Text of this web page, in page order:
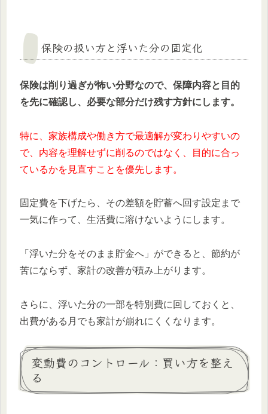
保険の扱い方と浮いた分の固定化
保険は削り過ぎが怖い分野なので、保障内容と目的
を先に確認し、必要な部分だけ残す方針にします。
特に、家族構成や働き方で最適解が変わりやすいの
で、内容を理解せずに削るのではなく、目的に合っ
ているかを見直すことを優先します。
固定費を下げたら、その差額を貯蓄へ回す設定まで
一気に作って、生活費に溶けないようにします。
「浮いた分をそのまま貯金へ」ができると、節約が
苦にならず、家計の改善が積み上がります。
さらに、浮いた分の一部を特別費に回しておくと、
出費がある月でも家計が崩れにくくなります。
変動費のコントロール：買い方を整え
る